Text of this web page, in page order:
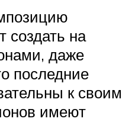
создать на
даже
последние
к своим
имеют